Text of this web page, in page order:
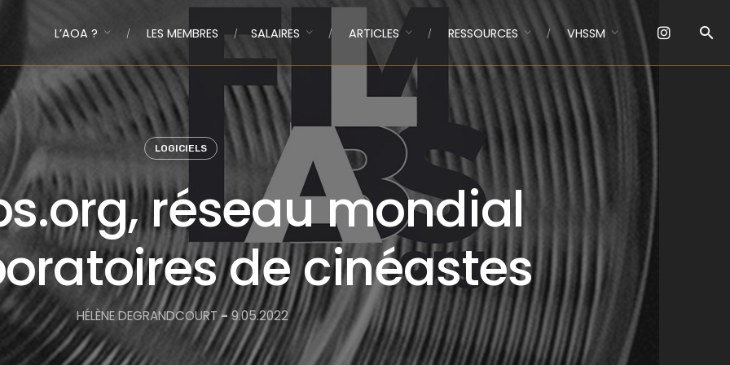
L’AOA ? LES MEMBRES SALAIRES ARTICLES RESSOURCES VHSSM
LOGICIELS
réseau mondial
de cinéastes
HÉLÈNE DEGRANDCOURT-9.05.2022